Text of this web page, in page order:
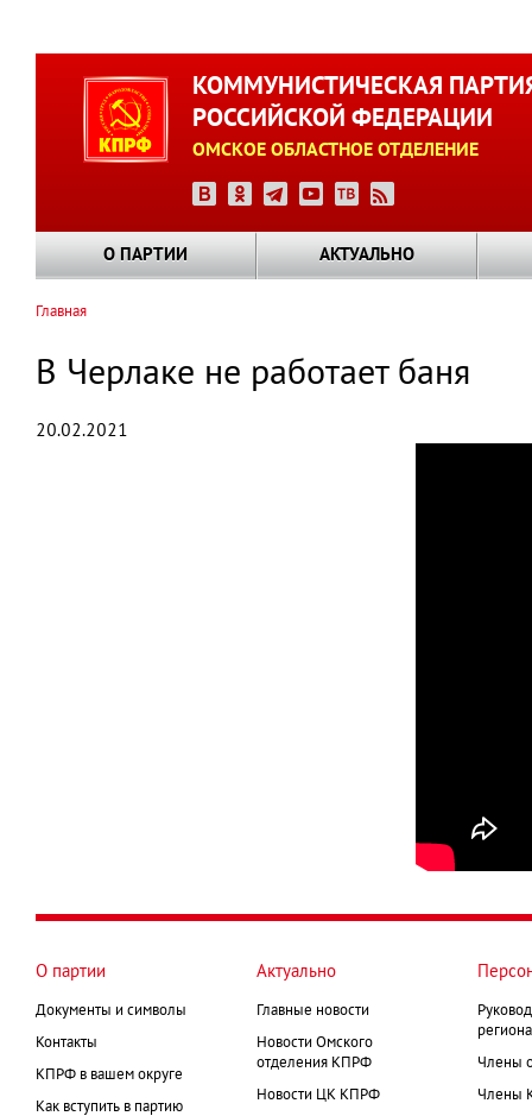
КОММУНИСТИЧЕСКАЯ
РОССИЙСКОЙ ФЕДЕРАЦИИ
ОМСКОЕ ОБЛАСТНОЕ ОТДЕЛЕНИЕ
О ПАРТИИ АКТУАЛЬНО
навигации
Главная
В Черлаке не работает баня
20.02.2021
О партии
Документы и символы
Контакты
КПРФ в вашем округе
Как вступить в партию
Актуально
Главные новости
Новости Омского
отделения КПРФ
Новости ЦК КПРФ
Члены
Члены